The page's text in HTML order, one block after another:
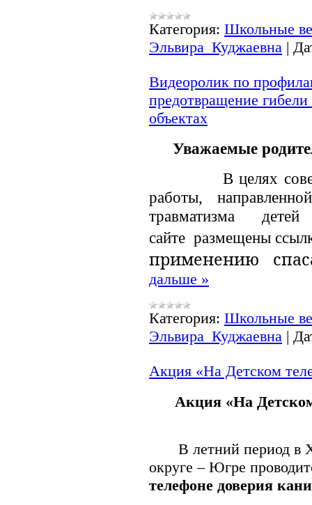
Категория: Школьные
Эльвира_Куджаевна |
Видеоролик по
предотвращение
объектах
Уважаемые
В целях
работы,
травматизма
сайте размещены
применению
дальше »
Категория: Школьные
Эльвира_Куджаевна |
Акция «На Детском
Акция «На
В летний период в
округе – Югре
телефоне доверия